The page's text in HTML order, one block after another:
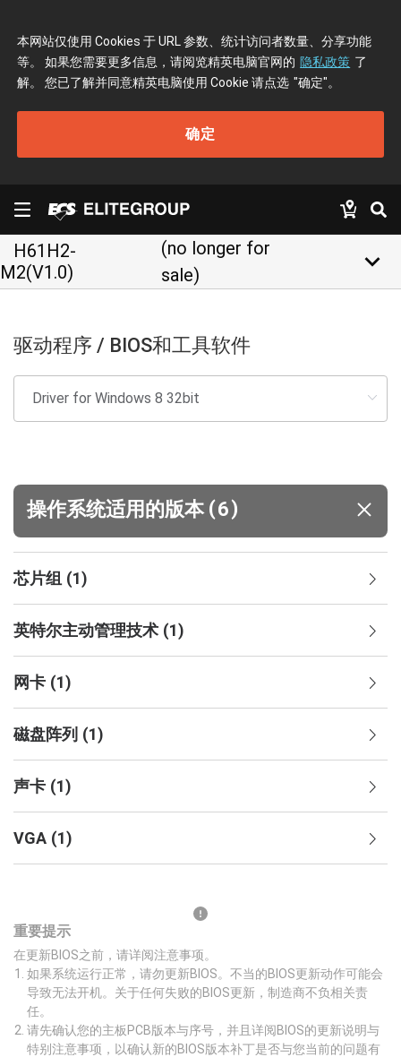
本网站仅使用 Cookies 于 URL 参数、统计访问者数量、分享功能
等。 如果您需要更多信息，请阅览精英电脑官网的 隐私政策 了
解。 您已了解并同意精英电脑使用 Cookie 请点选 "确定"。
确定
H61H2-
M2(V1.0)
(no longer for
sale)
keyboard_arrow_down
驱动程序 / BIOS和工具软件
操作系统适用的版本 (6)
芯片组 (1)
英特尔主动管理技术 (1)
网卡 (1)
磁盘阵列 (1)
声卡 (1)
VGA (1)
重要提示
在更新BIOS之前，请详阅注意事项。
如果系统运行正常，请勿更新BIOS。不当的BIOS更新动作可能会
导致无法开机。关于任何失败的BIOS更新，制造商不负相关责
任。
请先确认您的主板PCB版本与序号，并且详阅BIOS的更新说明与
特别注意事项，以确认新的BIOS版本补丁是否与您当前的问题有